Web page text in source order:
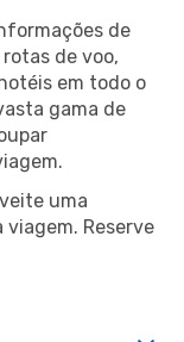
de
de voo,
em todo o
gama de
uma
Reserve